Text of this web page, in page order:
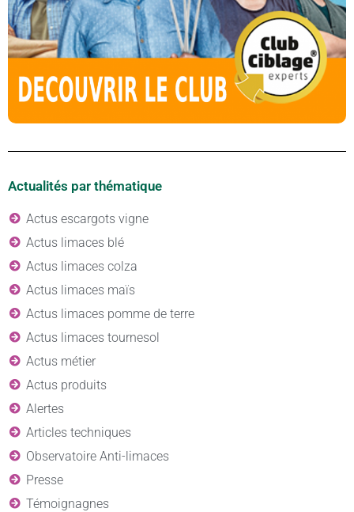
Actualités par thématique
Actus escargots vigne
Actus limaces blé
Actus limaces colza
Actus limaces maïs
Actus limaces pomme de terre
Actus limaces tournesol
Actus métier
Actus produits
Alertes
Articles techniques
Observatoire Anti-limaces
Presse
Témoignagnes